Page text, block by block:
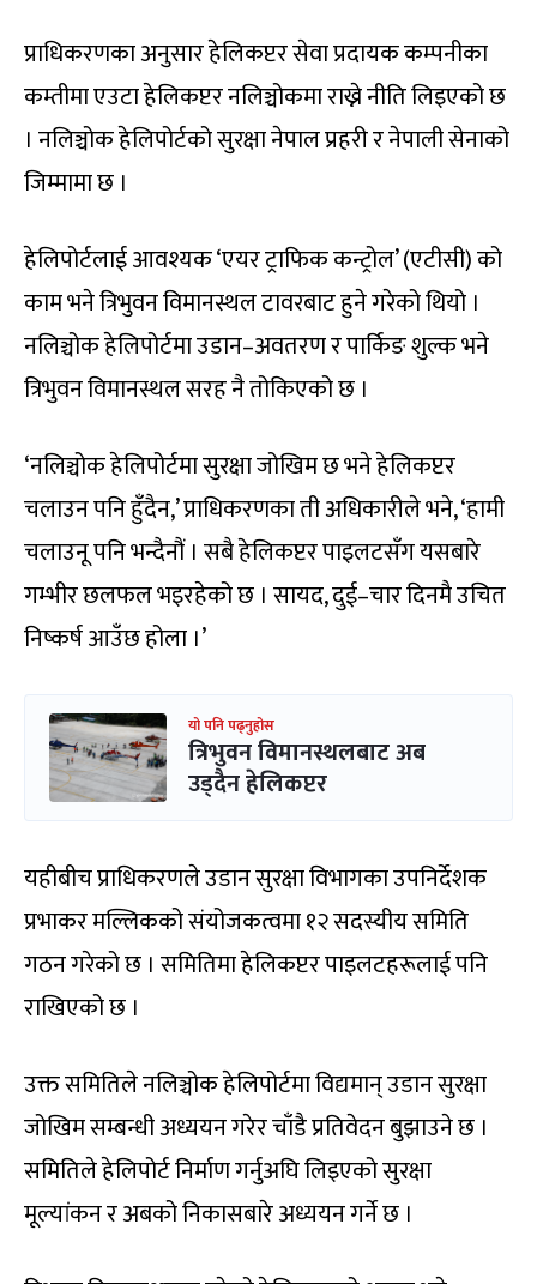
प्राधिकरणका अनुसार हेलिकप्टर सेवा प्रदायक कम्पनीका
कम्तीमा एउटा हेलिकप्टर नलिञ्चोकमा राख्ने नीति लिइएको छ
। नलिञ्चोक हेलिपोर्टको सुरक्षा नेपाल प्रहरी र नेपाली सेनाको
जिम्मामा छ ।
हेलिपोर्टलाई आवश्यक ‘एयर ट्राफिक कन्ट्रोल’ (एटीसी) को
काम भने त्रिभुवन विमानस्थल टावरबाट हुने गरेको थियो ।
नलिञ्चोक हेलिपोर्टमा उडान–अवतरण र पार्किङ शुल्क भने
त्रिभुवन विमानस्थल सरह नै तोकिएको छ ।
‘नलिञ्चोक हेलिपोर्टमा सुरक्षा जोखिम छ भने हेलिकप्टर
चलाउन पनि हुँदैन,’ प्राधिकरणका ती अधिकारीले भने, ‘हामी
चलाउनू पनि भन्दैनौं । सबै हेलिकप्टर पाइलटसँग यसबारे
गम्भीर छलफल भइरहेको छ । सायद, दुई–चार दिनमै उचित
निष्कर्ष आउँछ होला ।’
यो पनि पढ्नुहोस
त्रिभुवन विमानस्थलबाट अब
उड्दैन हेलिकप्टर
यहीबीच प्राधिकरणले उडान सुरक्षा विभागका उपनिर्देशक
प्रभाकर मल्लिकको संयोजकत्वमा १२ सदस्यीय समिति
गठन गरेको छ । समितिमा हेलिकप्टर पाइलटहरूलाई पनि
राखिएको छ ।
उक्त समितिले नलिञ्चोक हेलिपोर्टमा विद्यमान् उडान सुरक्षा
जोखिम सम्बन्धी अध्ययन गरेर चाँडै प्रतिवेदन बुझाउने छ ।
समितिले हेलिपोर्ट निर्माण गर्नुअघि लिइएको सुरक्षा
मूल्यांकन र अबको निकासबारे अध्ययन गर्ने छ ।